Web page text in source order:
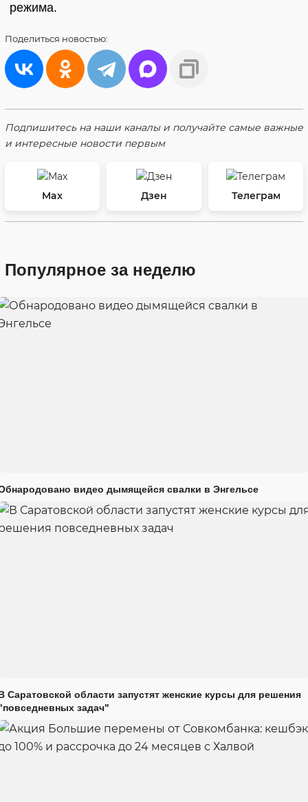
режима.
Поделиться новостью:
Подпишитесь на наши каналы и получайте самые важные
и интересные новости первым
Max Дзен Телеграм
Популярное за неделю
видео дымящейся свалки в Энгельсе
Саратовской области запустят женские курсы для решения
задач"